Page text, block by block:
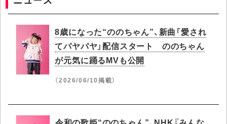
8歳になった“ののちゃん”、新曲「愛され
てパヤパヤ」配信スタート ののちゃん
が元気に踊るMVも公開
（2026/06/10掲載）